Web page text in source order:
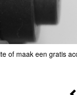
of maak een gratis